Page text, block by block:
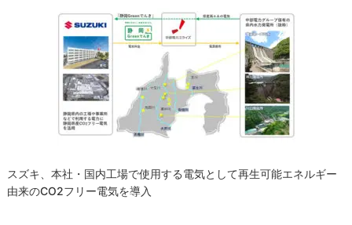
スズキ、本社・国内工場で使用する電気として再生可能エネルギー
由来のCO2フリー電気を導入